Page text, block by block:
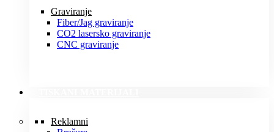
Graviranje
Fiber/Jag graviranje
CO2 lasersko graviranje
CNC graviranje
Reklamni